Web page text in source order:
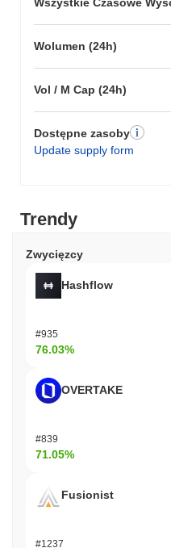
Wolumen (24h)
Vol / M Cap (24h)
Dostępne zasoby
Update supply form
Trendy
Zwycięzcy
Hashflow
#935
76.03%
OVERTAKE
#839
71.05%
Fusionist
#1237